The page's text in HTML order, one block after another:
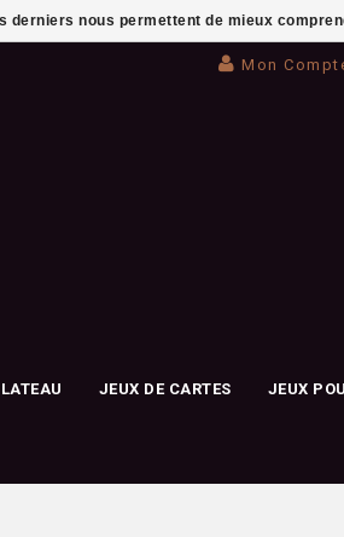
Mon
JEUX DE CARTES JEUX
nous permettent de mieux